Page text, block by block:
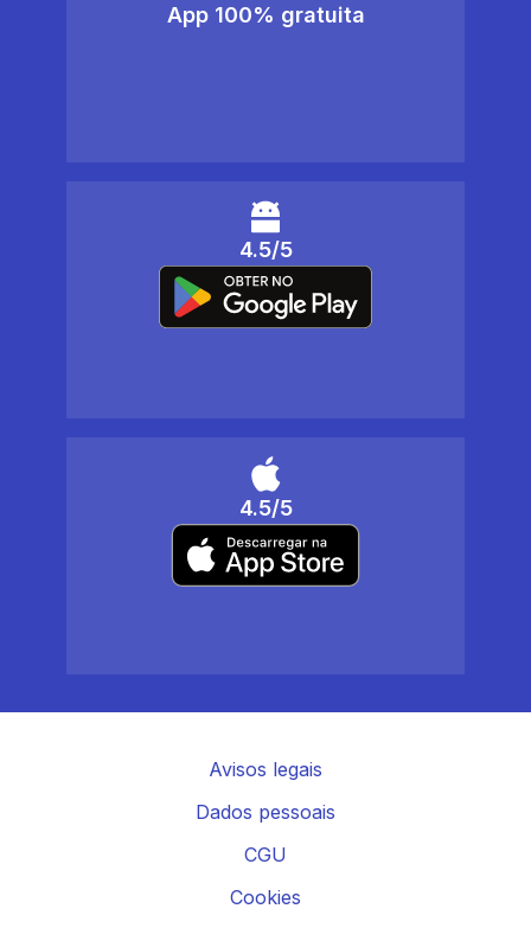
App 100% gratuita
4.5/5
4.5/5
Avisos legais
Dados pessoais
CGU
Cookies